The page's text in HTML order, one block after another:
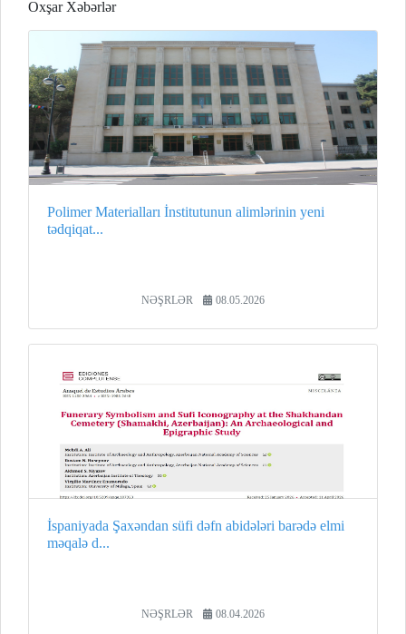
Oxşar Xəbərlər
Polimer Materialları İnstitutunun alimlərinin yeni
tədqiqat...
NƏŞRLƏR 08.05.2026
İspaniyada Şaxəndan süfi dəfn abidələri barədə elmi
məqalə d...
NƏŞRLƏR 08.04.2026